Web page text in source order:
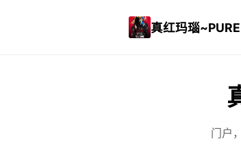
真红玛瑙
门户